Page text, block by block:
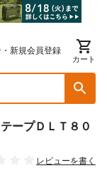
・新規会員登録
カート
ープＤＬＴ８０
レビューを書く